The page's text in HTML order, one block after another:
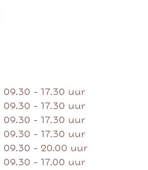
09.30 - 17.30 uur
09.30 - 17.30 uur
09.30 - 17.30 uur
09.30 - 17.30 uur
09.30 - 20.00 uur
09.30 - 17.00 uur